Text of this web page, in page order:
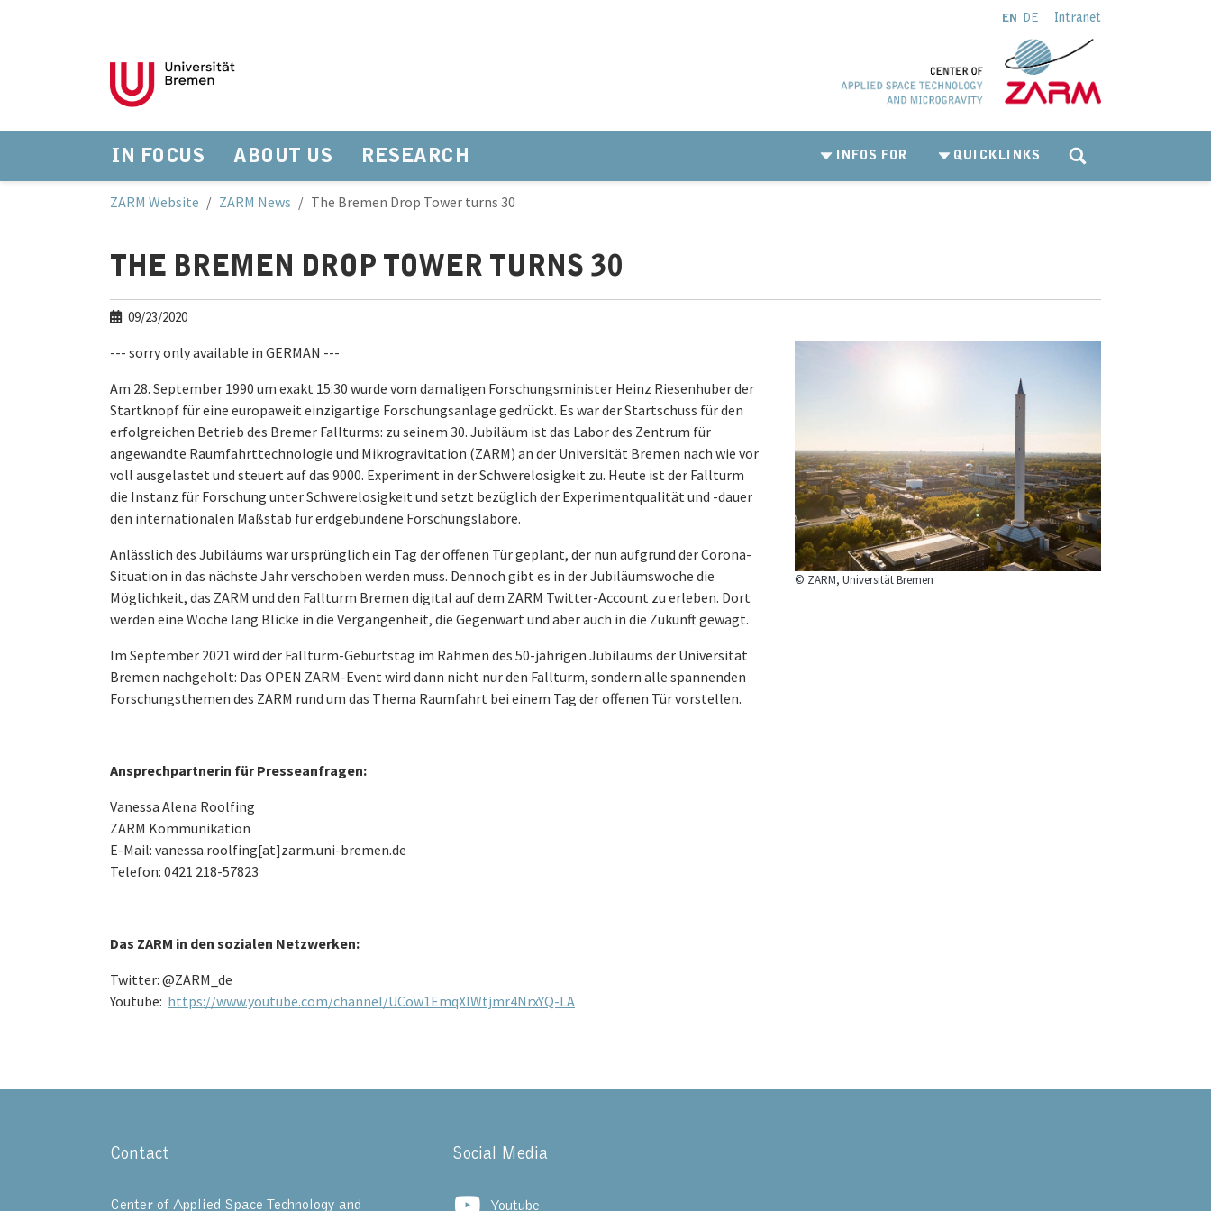
EN DE Intranet
IN FOCUS ABOUT US RESEARCH INFOS FOR QUICKLINKS
ZARM Website ZARM News The Bremen Drop Tower turns 30
THE BREMEN DROP TOWER TURNS 30
09/23/2020
--- sorry only available in GERMAN ---
Am 28. September 1990 um exakt 15:30 wurde vom damaligen Forschungsminister Heinz Riesenhuber der
Startknopf für eine europaweit einzigartige Forschungsanlage gedrückt. Es war der Startschuss für den
erfolgreichen Betrieb des Bremer Fallturms: zu seinem 30. Jubiläum ist das Labor des Zentrum für
angewandte Raumfahrttechnologie und Mikrogravitation (ZARM) an der Universität Bremen nach wie vor
voll ausgelastet und steuert auf das 9000. Experiment in der Schwerelosigkeit zu. Heute ist der Fallturm
die Instanz für Forschung unter Schwerelosigkeit und setzt bezüglich der Experimentqualität und -dauer
den internationalen Maßstab für erdgebundene Forschungslabore.
Anlässlich des Jubiläums war ursprünglich ein Tag der offenen Tür geplant, der nun aufgrund der Corona-
Situation in das nächste Jahr verschoben werden muss. Dennoch gibt es in der Jubiläumswoche die
Möglichkeit, das ZARM und den Fallturm Bremen digital auf dem ZARM Twitter-Account zu erleben. Dort
werden eine Woche lang Blicke in die Vergangenheit, die Gegenwart und aber auch in die Zukunft gewagt.
Im September 2021 wird der Fallturm-Geburtstag im Rahmen des 50-jährigen Jubiläums der Universität
Bremen nachgeholt: Das OPEN ZARM-Event wird dann nicht nur den Fallturm, sondern alle spannenden
Forschungsthemen des ZARM rund um das Thema Raumfahrt bei einem Tag der offenen Tür vorstellen.
Ansprechpartnerin für Presseanfragen:
Vanessa Alena Roolfing
ZARM Kommunikation
E-Mail: vanessa.roolfing[at]zarm.uni-bremen.de
Telefon: 0421 218-57823
Das ZARM in den sozialen Netzwerken:
Twitter: @ZARM_de
Youtube: https://www.youtube.com/channel/UCow1EmqXlWtjmr4NrxYQ-LA
© ZARM, Universität Bremen
Contact
Center of Applied Space Technology and
Social Media
Youtube